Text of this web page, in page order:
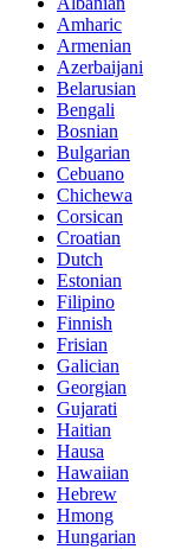
Amharic
Armenian
Azerbaijani
Belarusian
Bengali
Bosnian
Bulgarian
Cebuano
Chichewa
Corsican
Croatian
Dutch
Estonian
Filipino
Finnish
Frisian
Galician
Georgian
Gujarati
Haitian
Hausa
Hawaiian
Hebrew
Hmong
Hungarian